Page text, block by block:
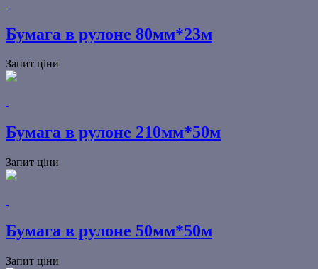
Бумага в рулоне 80мм*23м
Запит ціни
Бумага в рулоне 210мм*50м
Запит ціни
Бумага в рулоне 50мм*50м
Запит ціни